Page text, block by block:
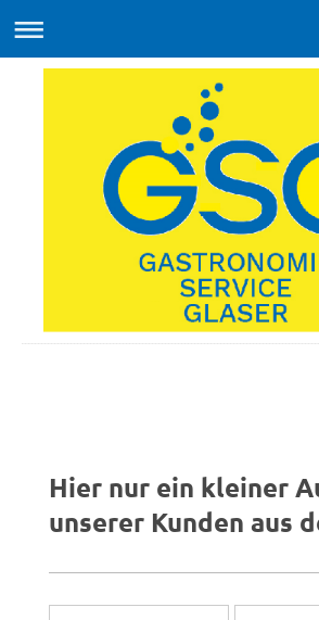
Hier nur ein kleiner
unserer Kunden aus